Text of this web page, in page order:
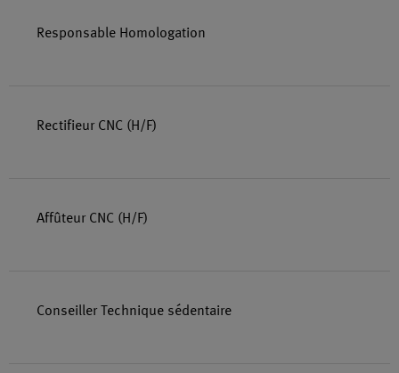
Responsable Homologation
Rectifieur CNC (H/F)
Affûteur CNC (H/F)
Conseiller Technique sédentaire